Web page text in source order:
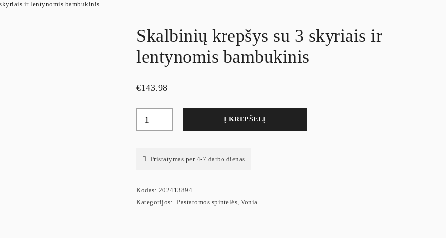
ir lentynomis bambukinis
Skalbinių krepšys su 3 skyriais ir
lentynomis bambukinis
€143.98
Į KREPŠELĮ
Pristatymas per 4-7 darbo dienas
Kodas: 202413894
Kategorijos: Pastatomos spintelės, Vonia